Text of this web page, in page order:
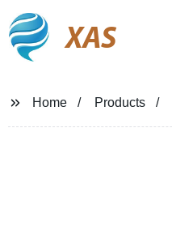
XAS
Home Products